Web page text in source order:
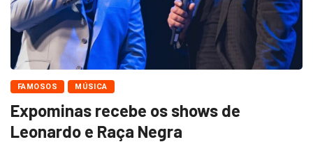
FAMOSOS MÚSICA
Expominas recebe os shows de
Leonardo e Raça Negra